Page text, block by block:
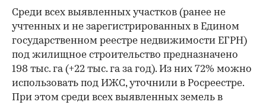
Среди всех выявленных участков (ранее не
учтенных и не зарегистрированных в Едином
государственном реестре недвижимости ЕГРН)
под жилищное строительство предназначено
198 тыс. га (+22 тыс. га за год). Из них 72% можно
использовать под ИЖС, уточнили в Росреестре.
При этом среди всех выявленных земель в